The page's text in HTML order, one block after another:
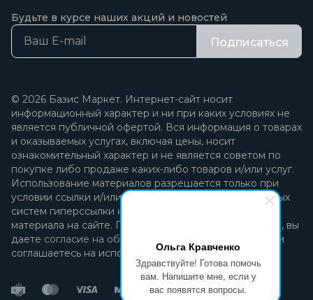
Ольга Кравченко
Здравствуйте! Готова помочь
вам. Напишите мне, если у
вас появятся вопросы.
Будьте в курсе наших акций и новостей
Подписаться
© 2026 Базис Маркет. Интернет-сайт носит
информационный характер и ни при каких условиях не
является публичной офертой. Вся информация о товарах
и оказываемых услугах, включая цены, носит
ознакомительный характер и не является советом по
покупке либо продаже каких-либо товаров и/или услуг.
Использование материалов разрешается только при
условии ссылки и/или прямой открытой для поисковых
систем гиперссылки на непосредственный адрес
материала на сайте. Продолжая пользоваться сайтом, вы
даете согласие на обработку персональных данных
и
соглашаетесь на использование файлов cookie.